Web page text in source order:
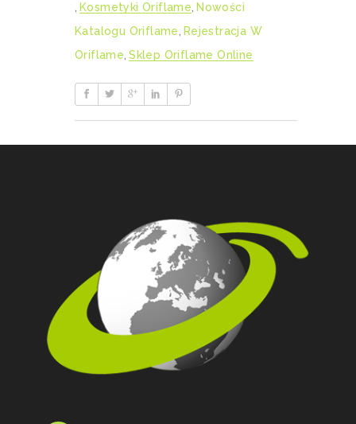
, Kosmetyki Oriflame, Nowości
Katalogu Oriflame, Rejestracja W
Oriflame, Sklep Oriflame Online